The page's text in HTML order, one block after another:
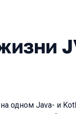
JVM-
одном Java- и